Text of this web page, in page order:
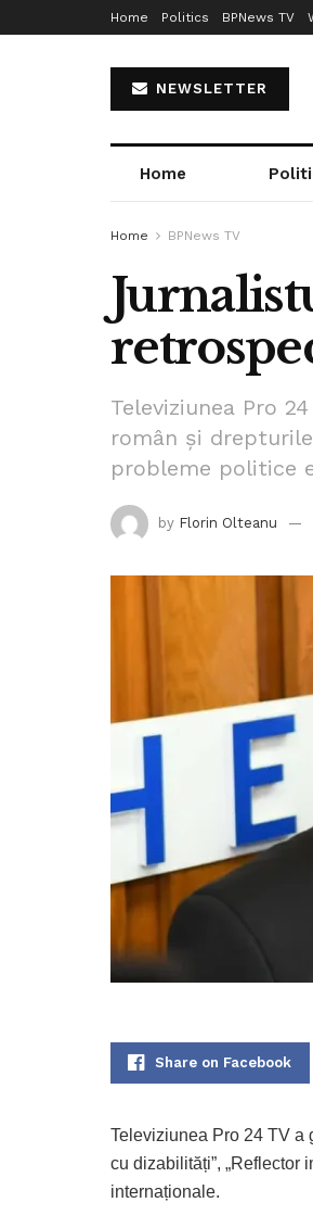
Home Politics BPNews TV
NEWSLETTER
Home
Home BPNews TV
Televiziunea Pro
român și
probleme politice
by Florin Olteanu
Share on Facebook
Televiziunea Pro 24 TV a
cu dizabilități”, „Reflector
internaționale.